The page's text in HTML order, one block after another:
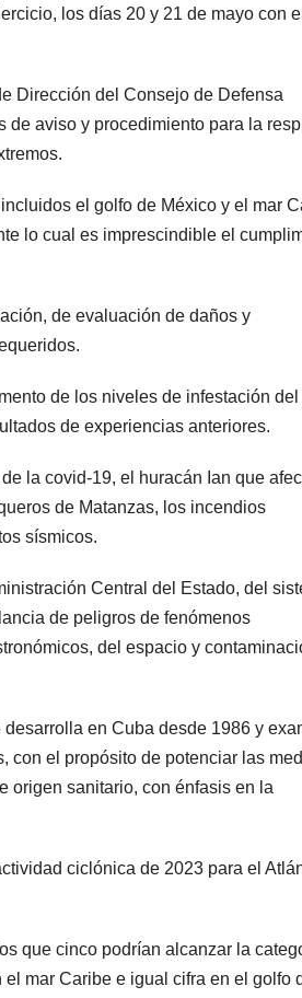
los días 20 y 21 de mayo con el
Dirección del Consejo de Defensa
aviso y procedimiento para la
el golfo de México y el mar
lo cual es imprescindible el
de evaluación de daños y
de los niveles de infestación del
de experiencias anteriores.
la covid-19, el huracán Ian que
de Matanzas, los incendios
sísmicos.
Central del Estado, del
de peligros de fenómenos
del espacio y
en Cuba desde 1986 y
con el propósito de potenciar las
origen sanitario, con énfasis en la
ciclónica de 2023 para el
que cinco podrían alcanzar la
mar Caribe e igual cifra en el golfo